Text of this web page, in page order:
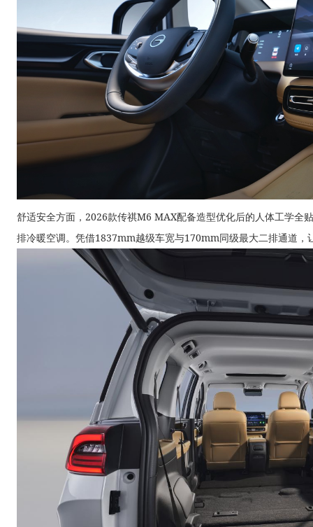
舒适安全方面，2026款传祺M6 MAX配备造型优化后的人体工学全
排冷暖空调。凭借1837mm越级车宽与170mm同级最大二排通道，